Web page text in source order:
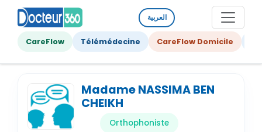
العربية
CareFlow Télémédecine CareFlow Domicile
Madame NASSIMA BEN
CHEIKH
Orthophoniste